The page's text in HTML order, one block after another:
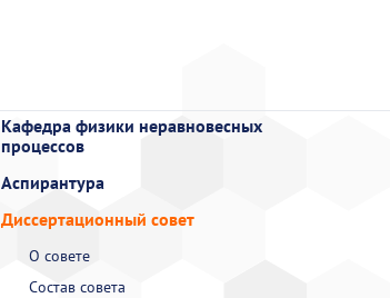
Кафедра физики неравновесных
процессов
Аспирантура
Диссертационный совет
О совете
Состав совета